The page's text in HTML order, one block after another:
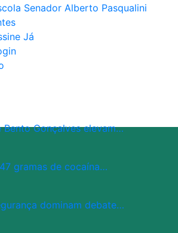
Senador Alberto Pasqualini
Já
Bento Gonçalves elevam…
gramas de cocaína…
dominam debate…